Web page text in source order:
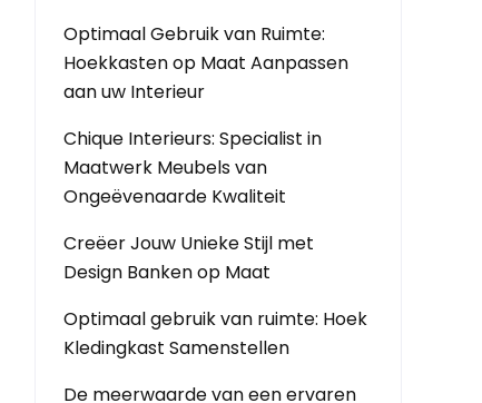
Optimaal Gebruik van Ruimte:
Hoekkasten op Maat Aanpassen
aan uw Interieur
Chique Interieurs: Specialist in
Maatwerk Meubels van
Ongeëvenaarde Kwaliteit
Creëer Jouw Unieke Stijl met
Design Banken op Maat
Optimaal gebruik van ruimte: Hoek
Kledingkast Samenstellen
De meerwaarde van een ervaren